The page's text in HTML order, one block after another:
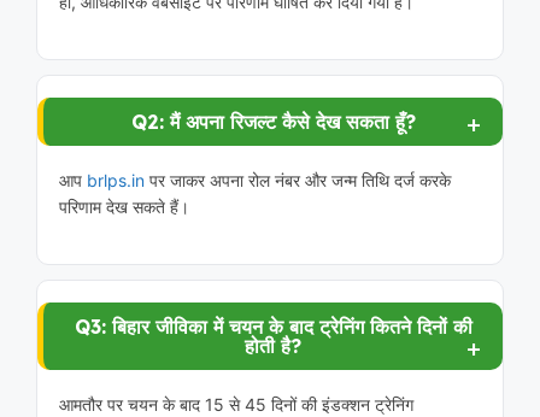
Q2: मैं अपना रिजल्ट कैसे देख सकता हूँ?
आप brlps.in पर जाकर अपना रोल नंबर और जन्म तिथि दर्ज करके
परिणाम देख सकते हैं।
Q3: बिहार जीविका में चयन के बाद ट्रेनिंग कितने दिनों की
होती है?
आमतौर पर चयन के बाद 15 से 45 दिनों की इंडक्शन ट्रेनिंग